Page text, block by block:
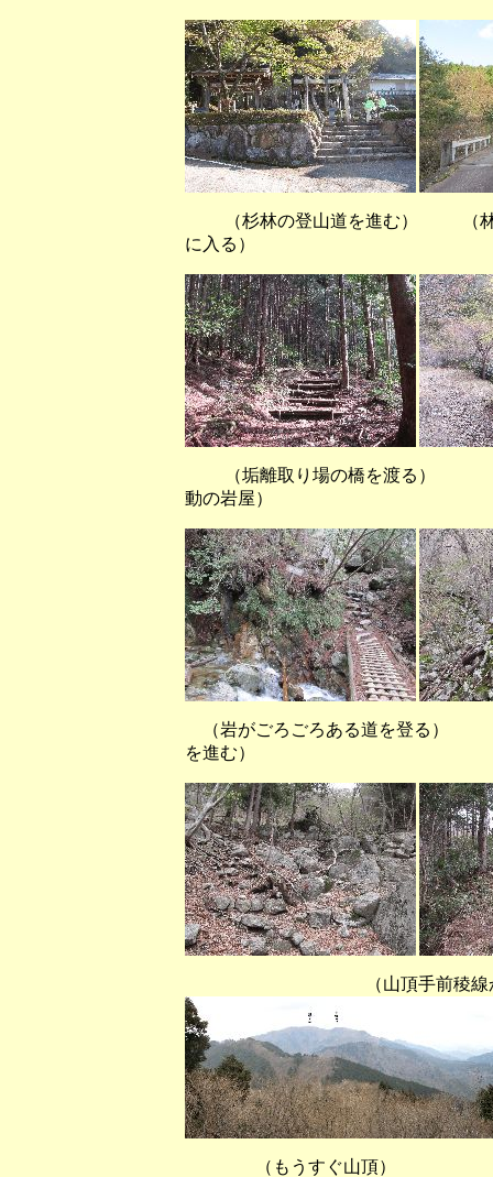
（杉林の登山道を進む） （林道
に入る）
（垢離取り場の橋を
動の岩屋）
（岩がごろごろある道を登る
を進む）
（山頂手前稜線から高賀三
（もうすぐ山頂）